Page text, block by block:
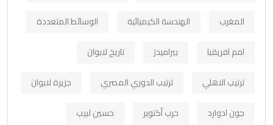
المغرب
الهندسة الكيميائية
الوسائط المتعددة
امم افريقيا
بيراميدز
تاريخ لابوان
ترتيب الاهلي
ترتيب الدوري المصري
جزيرة لابوان
جون ادوارد
حرب أكتوبر
حسين لبيب